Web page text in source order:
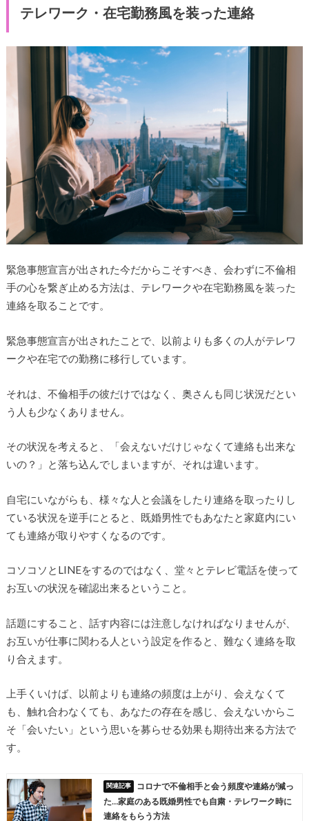
テレワーク・在宅勤務風を装った連絡
緊急事態宣言が出された今だからこそすべき、会わずに不倫相
手の心を繋ぎ止める方法は、テレワークや在宅勤務風を装った
連絡を取ることです。
緊急事態宣言が出されたことで、以前よりも多くの人がテレワ
ークや在宅での勤務に移行しています。
それは、不倫相手の彼だけではなく、奥さんも同じ状況だとい
う人も少なくありません。
その状況を考えると、「会えないだけじゃなくて連絡も出来な
いの？」と落ち込んでしまいますが、それは違います。
自宅にいながらも、様々な人と会議をしたり連絡を取ったりし
ている状況を逆手にとると、既婚男性でもあなたと家庭内にい
ても連絡が取りやすくなるのです。
コソコソとLINEをするのではなく、堂々とテレビ電話を使って
お互いの状況を確認出来るということ。
話題にすること、話す内容には注意しなければなりませんが、
お互いが仕事に関わる人という設定を作ると、難なく連絡を取
り合えます。
上手くいけば、以前よりも連絡の頻度は上がり、会えなくて
も、触れ合わなくても、あなたの存在を感じ、会えないからこ
そ「会いたい」という思いを募らせる効果も期待出来る方法で
す。
コロナで不倫相手と会う頻度や連絡が減っ
た…家庭のある既婚男性でも自粛・テレワーク時に
連絡をもらう方法